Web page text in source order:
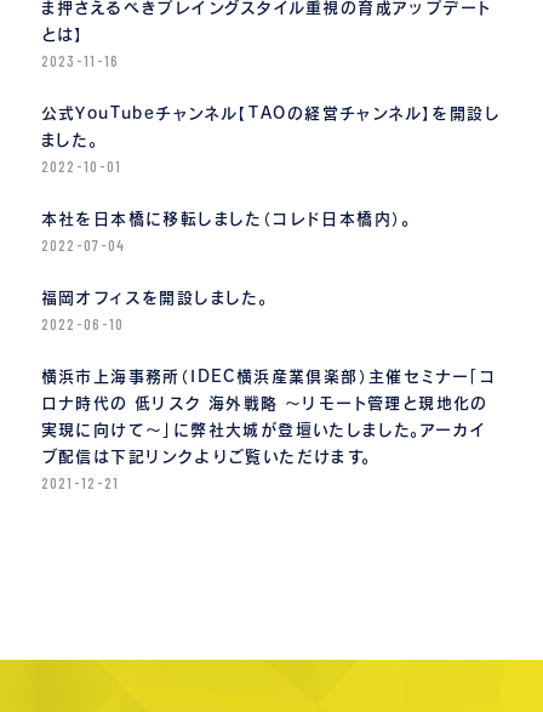
ま押さえるべきプレイングスタイル重視の育成アップデート
とは】
2023-11-16
公式YouTubeチャンネル【TAOの経営チャンネル】を開設し
ました。
2022-10-01
本社を日本橋に移転しました（コレド日本橋内）。
2022-07-04
福岡オフィスを開設しました。
2022-06-10
横浜市上海事務所（IDEC横浜産業倶楽部）主催セミナー「コ
ロナ時代の 低リスク 海外戦略 〜リモート管理と現地化の
実現に向けて〜」に弊社大城が登壇いたしました。アーカイ
ブ配信は下記リンクよりご覧いただけます。
2021-12-21